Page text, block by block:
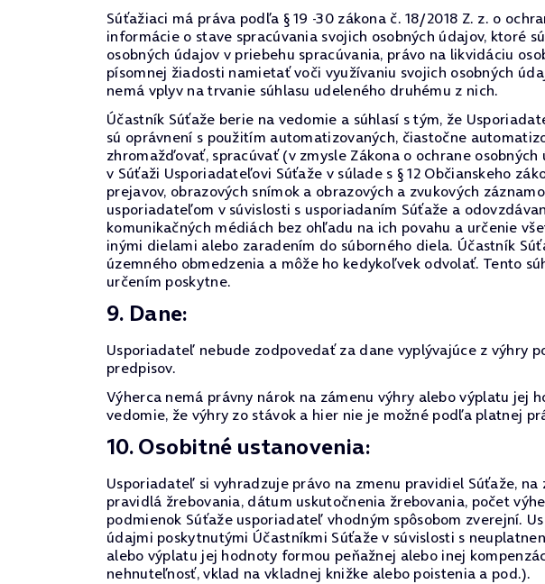
Súťažiaci má práva podľa § 19 -30 zákona č. 18/2018 Z. z. o
informácie o stave spracúvania svojich osobných údajov, ktoré
osobných údajov v priebehu spracúvania, právo na likvidáciu
písomnej žiadosti namietať voči využívaniu svojich osobných
nemá vplyv na trvanie súhlasu udeleného druhému z nich.
Účastník Súťaže berie na vedomie a súhlasí s tým, že
sú oprávnení s použitím automatizovaných, čiastočne
zhromažďovať, spracúvať (v zmysle Zákona o ochrane
v Súťaži Usporiadateľovi Súťaže v súlade s § 12 Občianskeho
prejavov, obrazových snímok a obrazových a zvukových
usporiadateľom v súvislosti s usporiadaním Súťaže a
komunikačných médiách bez ohľadu na ich povahu a určenie
inými dielami alebo zaradením do súborného diela. Účastník
územného obmedzenia a môže ho kedykoľvek odvolať. Tento
určením poskytne.
9. Dane:
Usporiadateľ nebude zodpovedať za dane vyplývajúce z výhry
predpisov.
Výherca nemá právny nárok na zámenu výhry alebo výplatu jej
vedomie, že výhry zo stávok a hier nie je možné podľa platnej
10. Osobitné ustanovenia:
Usporiadateľ si vyhradzuje právo na zmenu pravidiel Súťaže,
pravidlá žrebovania, dátum uskutočnenia žrebovania, počet
podmienok Súťaže usporiadateľ vhodným spôsobom zverejní.
údajmi poskytnutými Účastníkmi Súťaže v súvislosti s
alebo výplatu jej hodnoty formou peňažnej alebo inej
nehnuteľnosť, vklad na vkladnej knižke alebo poistenia a pod.).